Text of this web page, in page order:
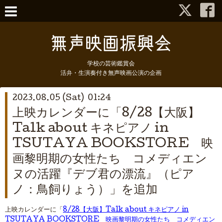
学校の芸術鑑賞会
活弁・生演奏付き無声映画公演の企画
2023.08.05 (Sat) 01:24
上映カレンダーに「8/28【大阪】
Talk about キネピアノ in
TSUTAYA BOOKSTORE 映
画黎明期の女性たち コメディエン
ヌの活躍『デブ君の漂流』（ピア
ノ：鳥飼りょう）」を追加
上映カレンダーに「 8/28【大阪】Talk about キネピアノ in
TSUTAYA BOOKSTORE 映画黎明期の女性たち コメディエン